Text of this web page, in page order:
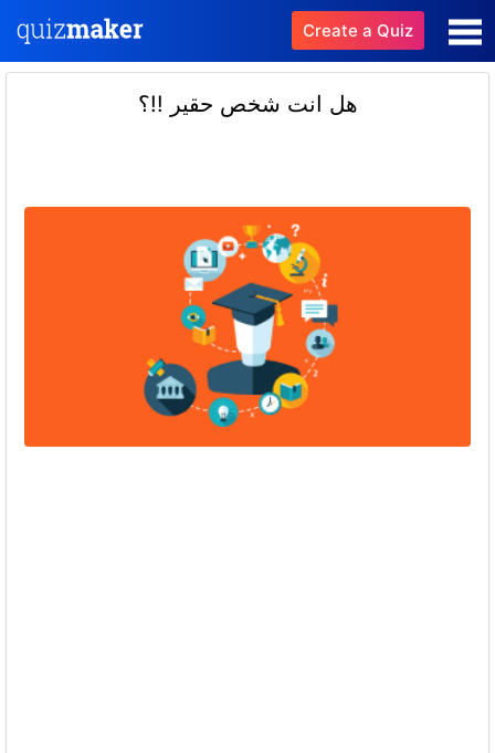
Create a Quiz
هل انت شخص حقير !!؟